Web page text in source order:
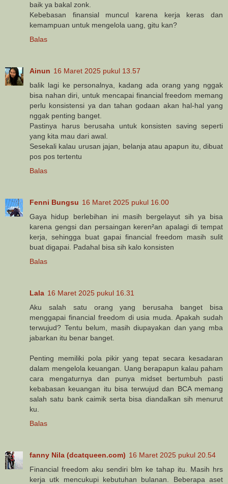
baik ya bakal zonk.
Kebebasan finansial muncul karena kerja keras dan
kemampuan untuk mengelola uang, gitu kan?
Balas
Ainun 16 Maret 2025 pukul 13.57
balik lagi ke personalnya, kadang ada orang yang nggak
bisa nahan diri, untuk mencapai financial freedom memang
perlu konsistensi ya dan tahan godaan akan hal-hal yang
nggak penting banget.
Pastinya harus berusaha untuk konsisten saving seperti
yang kita mau dari awal.
Sesekali kalau urusan jajan, belanja atau apapun itu, dibuat
pos pos tertentu
Balas
Fenni Bungsu 16 Maret 2025 pukul 16.00
Gaya hidup berlebihan ini masih bergelayut sih ya bisa
karena gengsi dan persaingan keren²an apalagi di tempat
kerja, sehingga buat gapai financial freedom masih sulit
buat digapai. Padahal bisa sih kalo konsisten
Balas
Lala 16 Maret 2025 pukul 16.31
Aku salah satu orang yang berusaha banget bisa
menggapai financial freedom di usia muda. Apakah sudah
terwujud? Tentu belum, masih diupayakan dan yang mba
jabarkan itu benar banget.
Penting memiliki pola pikir yang tepat secara kesadaran
dalam mengelola keuangan. Uang berapapun kalau paham
cara mengaturnya dan punya midset bertumbuh pasti
kebabasan keuangan itu bisa terwujud dan BCA memang
salah satu bank caimik serta bisa diandalkan sih menurut
ku.
Balas
fanny Nila (dcatqueen.com) 16 Maret 2025 pukul 20.54
Financial freedom aku sendiri blm ke tahap itu. Masih hrs
kerja utk mencukupi kebutuhan bulanan. Beberapa aset